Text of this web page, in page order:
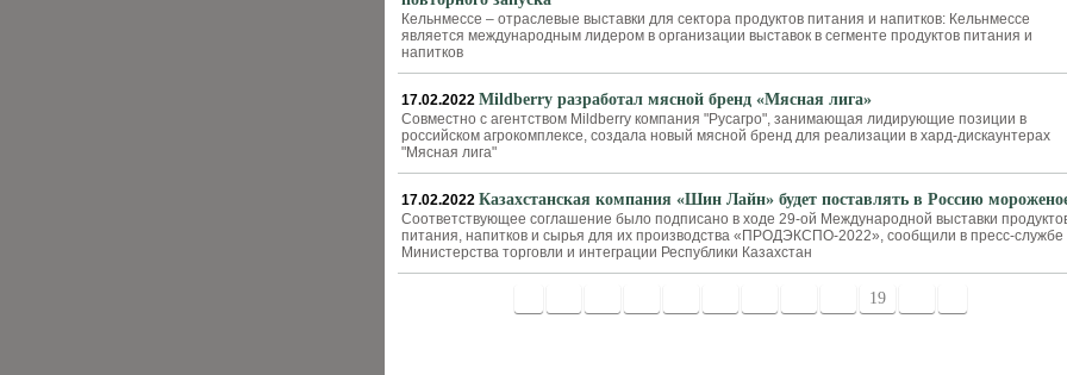
Кельнмессе – отраслевые выставки для сектора продуктов питания и напитков: Кельнмессе
является международным лидером в организации выставок в сегменте продуктов питания и
напитков
17.02.2022 Mildberry разработал мясной бренд «Мясная лига»
Совместно с агентством Mildberry компания "Русагро", занимающая лидирующие позиции в
российском агрокомплексе, создала новый мясной бренд для реализации в хард-дискаунтерах
"Мясная лига"
17.02.2022 Казахстанская компания «Шин Лайн» будет поставлять в Россию
Соответствующее соглашение было подписано в ходе 29-ой Международной выставки
питания, напитков и сырья для их производства «ПРОДЭКСПО-2022», сообщили в пресс-службе
Министерства торговли и интеграции Республики Казахстан
19